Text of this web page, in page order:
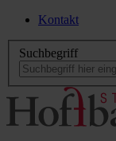
Kontakt
Suchbegriff